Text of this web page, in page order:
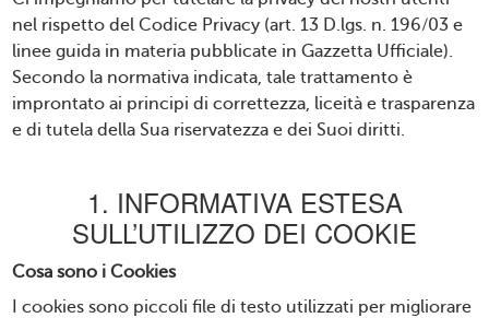
nel rispetto del Codice Privacy (art. 13 D.lgs. n. 196/03 e
linee guida in materia pubblicate in Gazzetta Ufficiale).
Secondo la normativa indicata, tale trattamento è
improntato ai principi di correttezza, liceità e trasparenza
e di tutela della Sua riservatezza e dei Suoi diritti.
1. INFORMATIVA ESTESA
SULL’UTILIZZO DEI COOKIE
Cosa sono i Cookies
I cookies sono piccoli file di testo utilizzati per migliorare